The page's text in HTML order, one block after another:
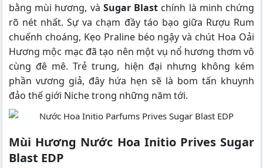
bằng mùi hương, và Sugar Blast chính là minh chứng
rõ nét nhất. Sự va chạm đầy táo bạo giữa Rượu Rum
chuếnh choáng, Kẹo Praline béo ngậy và chút Hoa Oải
Hương mộc mạc đã tạo nên một vụ nổ hương thơm vô
cùng đê mê. Trẻ trung, hiện đại nhưng không kém
phần vương giả, đây hứa hẹn sẽ là bom tấn khuynh
đảo thế giới Niche trong những năm tới.
Mùi Hương Nước Hoa Initio Prives Sugar
Blast EDP